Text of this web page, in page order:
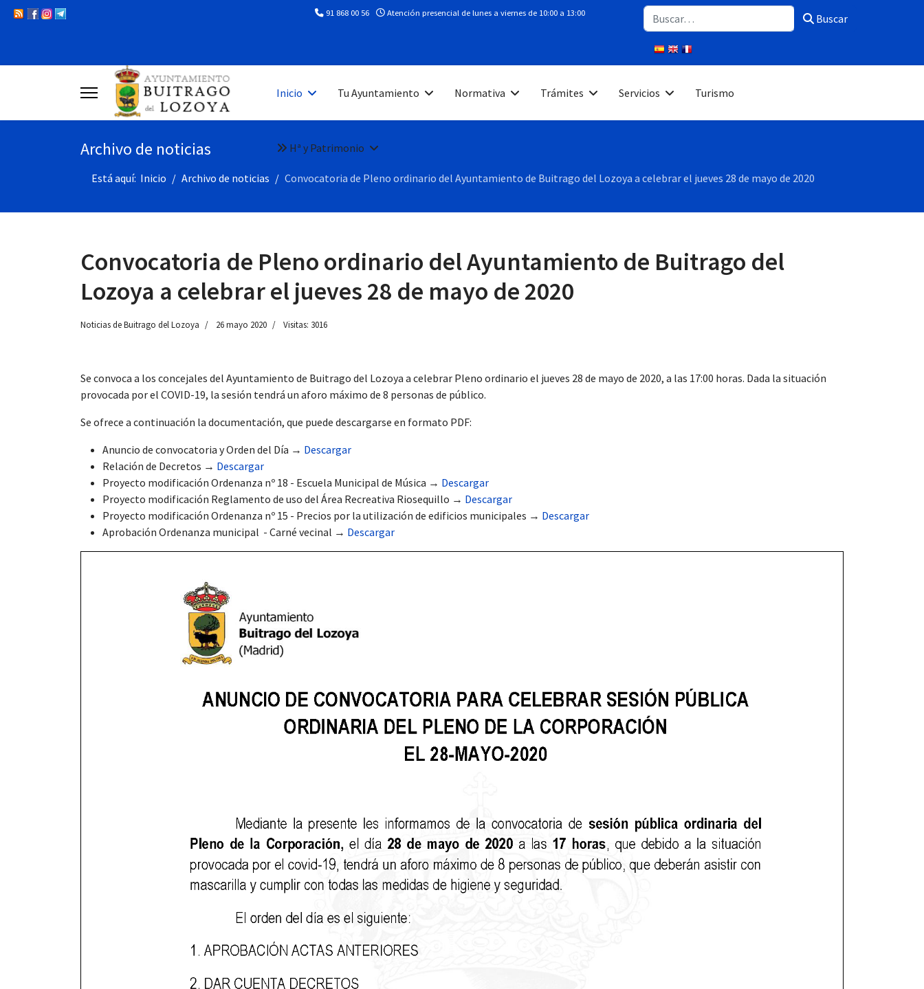
91 868 00 56 Atención presencial de lunes a viernes de 10:00 a 13:00 Buscar Buscar
Inicio Tu Ayuntamiento Normativa Trámites Servicios Turismo
Hª y Patrimonio
Archivo de noticias
Está aquí: Inicio Archivo de noticias Convocatoria de Pleno ordinario del Ayuntamiento de Buitrago del Lozoya a celebrar el jueves 28 de mayo de 2020
Convocatoria de Pleno ordinario del Ayuntamiento de Buitrago del
Lozoya a celebrar el jueves 28 de mayo de 2020
Noticias de Buitrago del Lozoya 26 mayo 2020 Visitas: 3016
Se convoca a los concejales del Ayuntamiento de Buitrago del Lozoya a celebrar Pleno ordinario el jueves 28 de mayo de 2020, a las 17:00 horas. Dada la situación
provocada por el COVID-19, la sesión tendrá un aforo máximo de 8 personas de público.
Se ofrece a continuación la documentación, que puede descargarse en formato PDF:
Anuncio de convocatoria y Orden del Día → Descargar
Relación de Decretos → Descargar
Proyecto modificación Ordenanza nº 18 - Escuela Municipal de Música → Descargar
Proyecto modificación Reglamento de uso del Área Recreativa Riosequillo → Descargar
Proyecto modificación Ordenanza nº 15 - Precios por la utilización de edificios municipales → Descargar
Aprobación Ordenanza municipal - Carné vecinal → Descargar